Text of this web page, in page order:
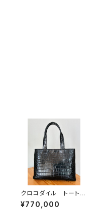
クロコダイル トートバ
ッグ 黒
¥770,000